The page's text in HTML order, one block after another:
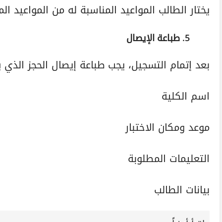
يختار الطالب المواعيد المناسبة له من المواعيد
5. طباعة الإيصال
بعد إتمام التسجيل، يجب طباعة إيصال الحجز
اسم الكلية
موعد ومكان الاختبار
التعليمات المطلوبة
بيانات الطالب